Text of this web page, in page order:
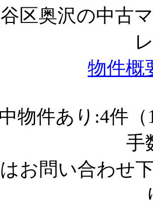
区奥沢の中古
物件概
物件あり:4件
手
お問い合わせ